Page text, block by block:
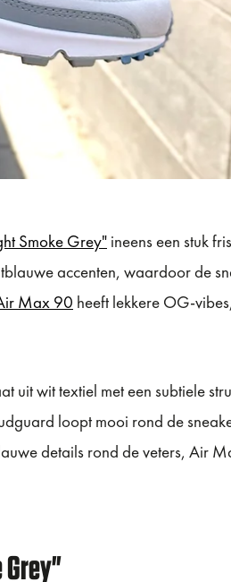
Smoke Grey" ineens een stuk
accenten, waardoor de
Max 90 heeft lekkere OG-
wit textiel met een subtiele
loopt mooi rond de
details rond de veters, Air
Grey"